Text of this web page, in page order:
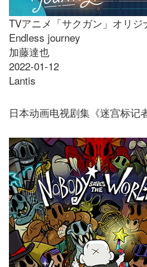
TVアニメ「サクガン」オリ
Endless journey
加藤達也
2022-01-12
Lantis
日本动画电视剧集《迷宫标记